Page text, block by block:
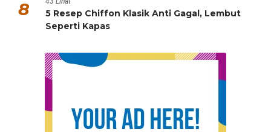
8
5 Resep Chiffon Klasik Anti Gagal, Lembut
Seperti Kapas